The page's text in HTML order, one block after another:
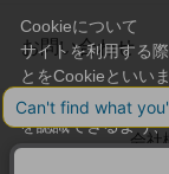
お問い合わせ
会社
Cookieについて
サイトを利用する
とをCookieといいま
Cookieはお客様が
を認識できるよう
れます。